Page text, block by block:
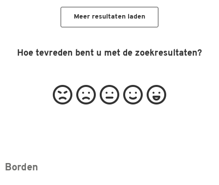
Meer resultaten laden
Hoe tevreden bent u met de zoekresultaten?
Borden